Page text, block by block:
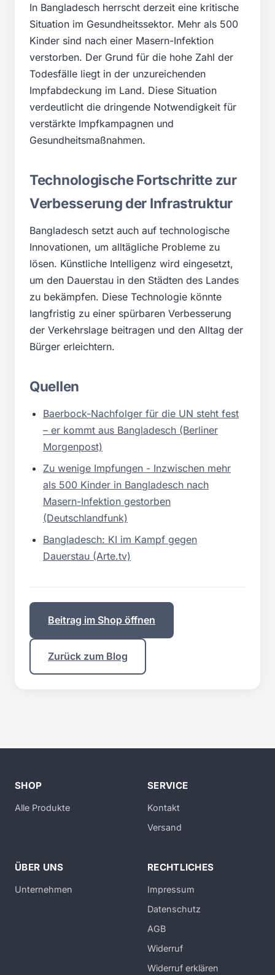
In Bangladesch herrscht derzeit eine kritische
Situation im Gesundheitssektor. Mehr als 500
Kinder sind nach einer Masern-Infektion
verstorben. Der Grund für die hohe Zahl der
Todesfälle liegt in der unzureichenden
Impfabdeckung im Land. Diese Situation
verdeutlicht die dringende Notwendigkeit für
verstärkte Impfkampagnen und
Gesundheitsmaßnahmen.
Technologische Fortschritte zur
Verbesserung der Infrastruktur
Bangladesch setzt auch auf technologische
Innovationen, um alltägliche Probleme zu
lösen. Künstliche Intelligenz wird eingesetzt,
um den Dauerstau in den Städten des Landes
zu bekämpfen. Diese Technologie könnte
langfristig zu einer spürbaren Verbesserung
der Verkehrslage beitragen und den Alltag der
Bürger erleichtern.
Quellen
Baerbock-Nachfolger für die UN steht fest
– er kommt aus Bangladesch (Berliner
Morgenpost)
Zu wenige Impfungen - Inzwischen mehr
als 500 Kinder in Bangladesch nach
Masern-Infektion gestorben
(Deutschlandfunk)
Bangladesch: KI im Kampf gegen
Dauerstau (Arte.tv)
Beitrag im Shop öffnen
Zurück zum Blog
SHOP
Alle Produkte
SERVICE
Kontakt
Versand
ÜBER UNS
Unternehmen
RECHTLICHES
Impressum
Datenschutz
AGB
Widerruf
Widerruf erklären